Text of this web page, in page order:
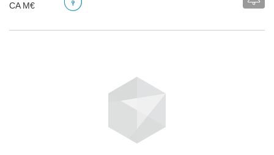
CA M€